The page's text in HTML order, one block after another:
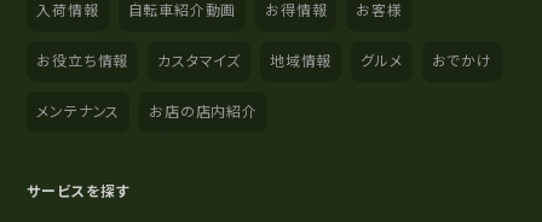
入荷情報 自転車紹介動画 お得情報 お客様
お役立ち情報 カスタマイズ 地域情報 グルメ おでかけ
メンテナンス お店の店内紹介
サービスを探す